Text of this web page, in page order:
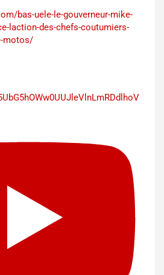
bas-uele-le-gouverneur-mike-
laction-des-chefs-coutumiers-
motos/